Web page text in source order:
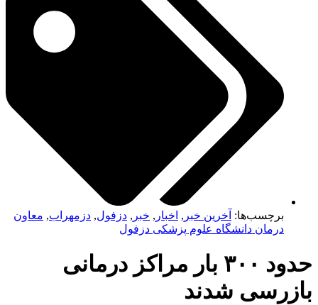
برچسب‌ها: آخرین خبر , اخبار , خبر , دزفول, دزمهراب, معاون
درمان دانشگاه علوم پزشکی دزفول
حدود ۳۰۰ بار مراکز درمانی
بازرسی شدند